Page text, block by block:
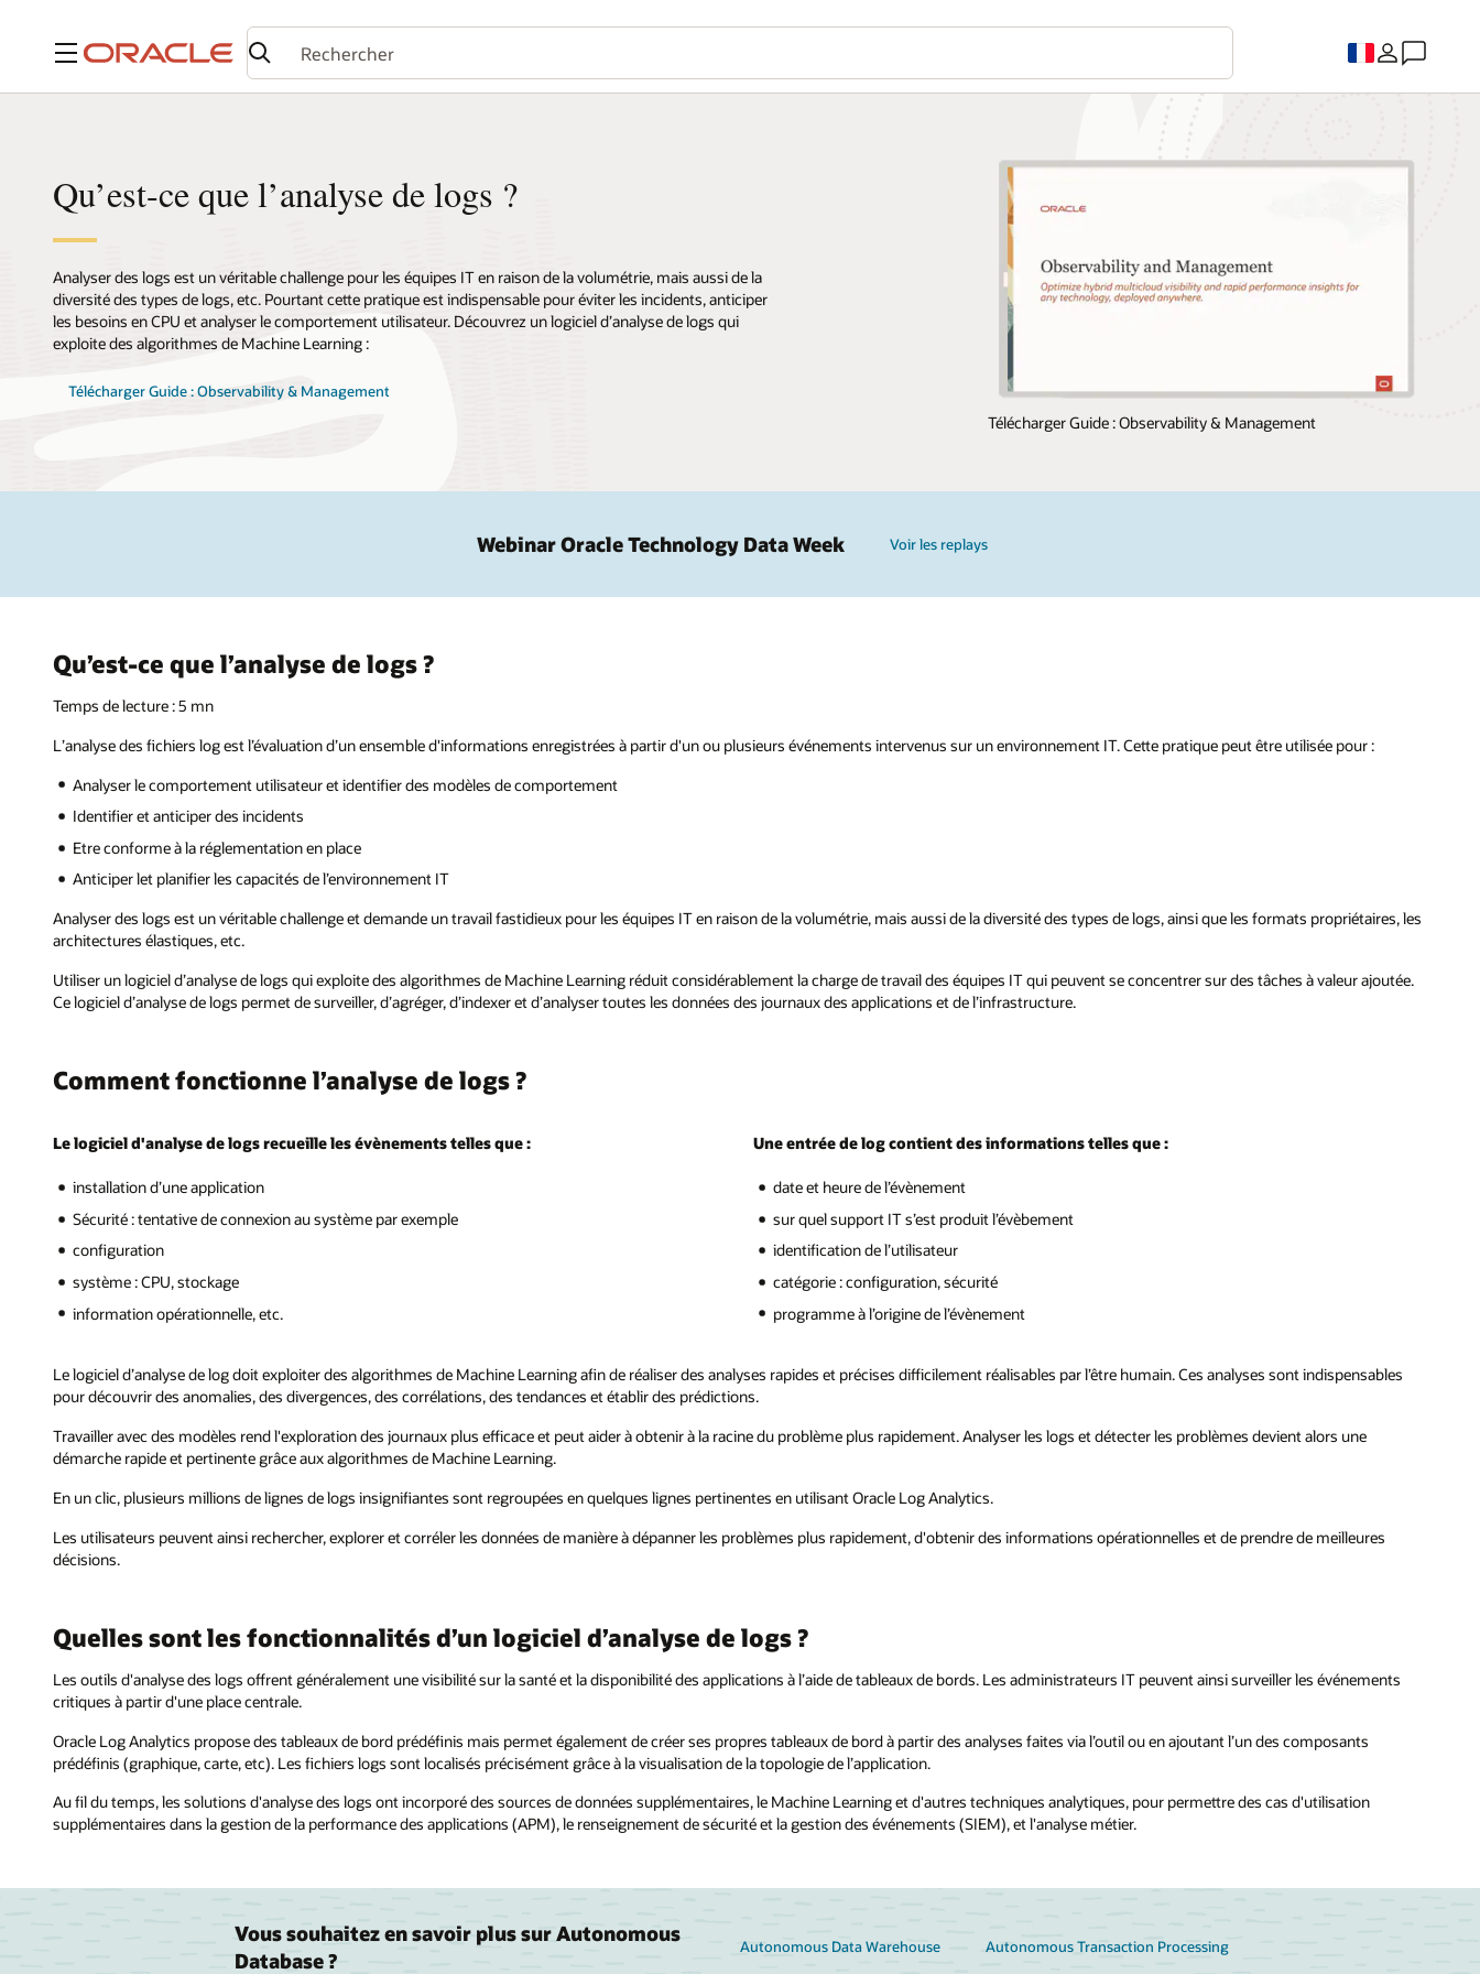
Menu
Qu’est-ce que l’analyse de logs ?
Analyser des logs est un véritable challenge pour les équipes IT en raison de la volumétrie, mais aussi de la
diversité des types de logs, etc. Pourtant cette pratique est indispensable pour éviter les incidents, anticiper
les besoins en CPU et analyser le comportement utilisateur. Découvrez un logiciel d’analyse de logs qui
exploite des algorithmes de Machine Learning :
Télécharger Guide : Observability & Management
Télécharger Guide : Observability & Management
Webinar Oracle Technology Data Week Voir les replays
Qu’est-ce que l’analyse de logs ?
Temps de lecture : 5 mn
L’analyse des fichiers log est l’évaluation d’un ensemble d'informations enregistrées à partir d'un ou plusieurs événements intervenus sur un environnement IT. Cette pratique peut être utilisée pour :
Analyser le comportement utilisateur et identifier des modèles de comportement
Identifier et anticiper des incidents
Etre conforme à la réglementation en place
Anticiper let planifier les capacités de l’environnement IT
Analyser des logs est un véritable challenge et demande un travail fastidieux pour les équipes IT en raison de la volumétrie, mais aussi de la diversité des types de logs, ainsi que les formats propriétaires, les
architectures élastiques, etc.
Utiliser un logiciel d’analyse de logs qui exploite des algorithmes de Machine Learning réduit considérablement la charge de travail des équipes IT qui peuvent se concentrer sur des tâches à valeur ajoutée.
Ce logiciel d’analyse de logs permet de surveiller, d’agréger, d’indexer et d’analyser toutes les données des journaux des applications et de l’infrastructure.
Comment fonctionne l’analyse de logs ?
Le logiciel d'analyse de logs recueille les évènements telles que :
installation d’une application
Sécurité : tentative de connexion au système par exemple
configuration
système : CPU, stockage
information opérationnelle, etc.
Une entrée de log contient des informations telles que :
date et heure de l’évènement
sur quel support IT s’est produit l’évèbement
identification de l’utilisateur
catégorie : configuration, sécurité
programme à l’origine de l’évènement
Le logiciel d’analyse de log doit exploiter des algorithmes de Machine Learning afin de réaliser des analyses rapides et précises difficilement réalisables par l’être humain. Ces analyses sont indispensables
pour découvrir des anomalies, des divergences, des corrélations, des tendances et établir des prédictions.
Travailler avec des modèles rend l'exploration des journaux plus efficace et peut aider à obtenir à la racine du problème plus rapidement. Analyser les logs et détecter les problèmes devient alors une
démarche rapide et pertinente grâce aux algorithmes de Machine Learning.
En un clic, plusieurs millions de lignes de logs insignifiantes sont regroupées en quelques lignes pertinentes en utilisant Oracle Log Analytics.
Les utilisateurs peuvent ainsi rechercher, explorer et corréler les données de manière à dépanner les problèmes plus rapidement, d'obtenir des informations opérationnelles et de prendre de meilleures
décisions.
Quelles sont les fonctionnalités d’un logiciel d’analyse de logs ?
Les outils d'analyse des logs offrent généralement une visibilité sur la santé et la disponibilité des applications à l’aide de tableaux de bords. Les administrateurs IT peuvent ainsi surveiller les événements
critiques à partir d'une place centrale.
Oracle Log Analytics propose des tableaux de bord prédéfinis mais permet également de créer ses propres tableaux de bord à partir des analyses faites via l’outil ou en ajoutant l’un des composants
prédéfinis (graphique, carte, etc). Les fichiers logs sont localisés précisément grâce à la visualisation de la topologie de l’application.
Au fil du temps, les solutions d'analyse des logs ont incorporé des sources de données supplémentaires, le Machine Learning et d'autres techniques analytiques, pour permettre des cas d'utilisation
supplémentaires dans la gestion de la performance des applications (APM), le renseignement de sécurité et la gestion des événements (SIEM), et l'analyse métier.
Vous souhaitez en savoir plus sur Autonomous
Database ?
Autonomous Data Warehouse Autonomous Transaction Processing